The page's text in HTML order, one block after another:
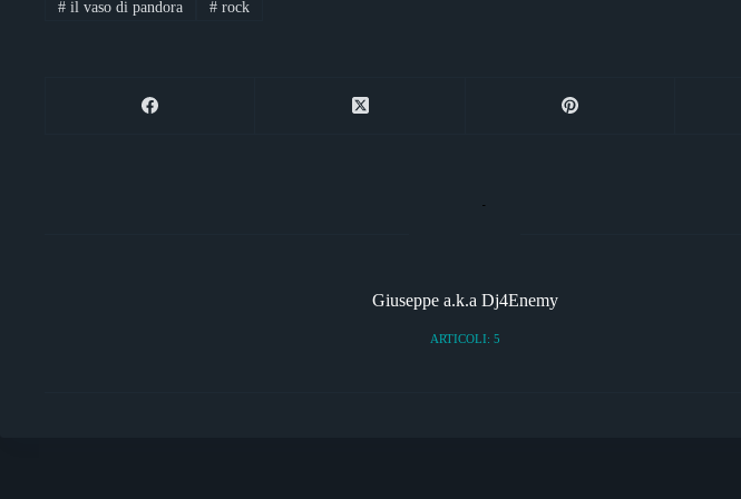
#il vaso di pandora #rock
Giuseppe a.k.a Dj4Enemy
ARTICOLI: 5